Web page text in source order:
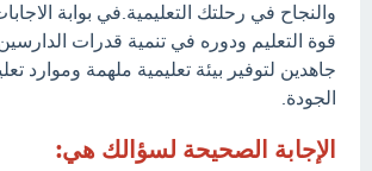
والنجاح في رحلتك التعليمية.في بوابة
قوة التعليم ودوره في تنمية قدرات
جاهدين لتوفير بيئة تعليمية ملهمة وموارد
الجودة.
الإجابة الصحيحة لسؤالك هي: